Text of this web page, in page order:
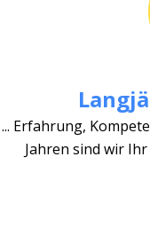
... Erfahrung,
Jahren sind wir